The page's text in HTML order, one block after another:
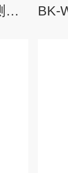
BK-WQX9微型空气监测站气象传感器